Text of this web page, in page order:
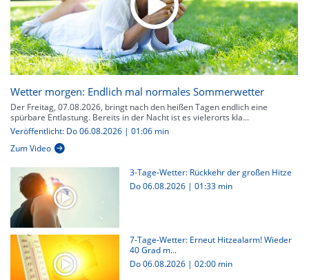
Wetter morgen: Endlich mal normales Sommerwetter
Der Freitag, 07.08.2026, bringt nach den heißen Tagen endlich eine
spürbare Entlastung. Bereits in der Nacht ist es vielerorts kla...
Veröffentlicht: Do 06.08.2026 | 01:06 min
Zum Video
3-Tage-Wetter: Rückkehr der großen Hitze
Do 06.08.2026 | 01:33 min
7-Tage-Wetter: Erneut Hitzealarm! Wieder
40 Grad m...
Do 06.08.2026 | 02:00 min